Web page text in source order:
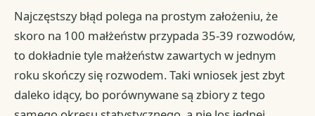
Najczęstszy błąd polega na prostym założeniu, że
skoro na 100 małżeństw przypada 35-39 rozwodów,
to dokładnie tyle małżeństw zawartych w jednym
roku skończy się rozwodem. Taki wniosek jest zbyt
daleko idący, bo porównywane są zbiory z tego